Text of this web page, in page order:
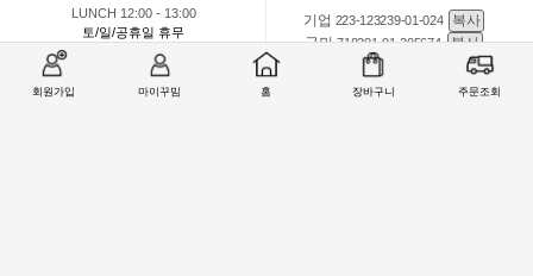
회원가입 마이꾸밈 홈 장바구니 주문조회
LUNCH 12:00 - 13:00
토/일/공휴일 휴무
기업 223-123239-01-024
복사
국민718201-01-205674
복사
301-0168-3882-11 복사